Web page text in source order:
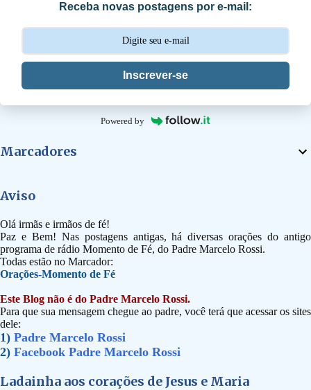
s
Receba novas postagens por e-mail:
Inscrever-se
Powered by
Marcadores
Aviso
Olá irmãs e irmãos de fé!
Paz e Bem! Nas postagens antigas, há diversas orações do antigo
programa de rádio Momento de Fé, do Padre Marcelo Rossi.
Todas estão no Marcador:
Orações-Momento de Fé
Este Blog não é do Padre Marcelo Rossi.
Para que sua mensagem chegue ao padre, você terá que acessar os sites
dele:
1) Padre Marcelo Rossi
2) Facebook Padre Marcelo Rossi
Ladainha aos corações de Jesus e Maria